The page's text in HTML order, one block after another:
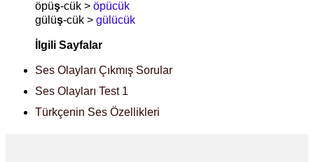
öpüş-cük > öpücük
gülüş-cük > gülücük
İlgili Sayfalar
Ses Olayları Çıkmış Sorular
Ses Olayları Test 1
Türkçenin Ses Özellikleri